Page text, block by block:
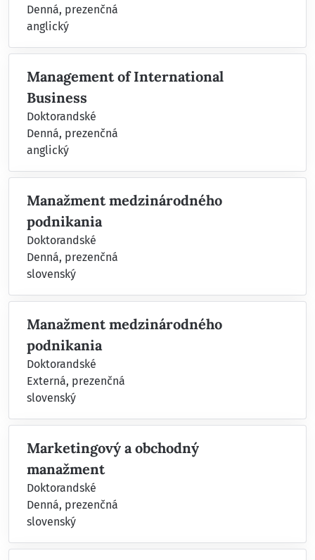
Denná, prezenčná
anglický
Management of International
Business
Doktorandské
Denná, prezenčná
anglický
Manažment medzinárodného
podnikania
Doktorandské
Denná, prezenčná
slovenský
Manažment medzinárodného
podnikania
Doktorandské
Externá, prezenčná
slovenský
Marketingový a obchodný
manažment
Doktorandské
Denná, prezenčná
slovenský